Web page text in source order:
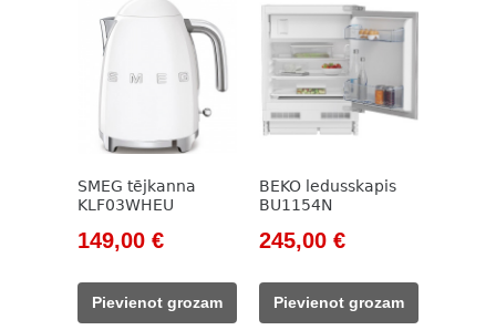
SMEG tējkanna
KLF03WHEU
Original
was:
171,00 €.
149,00 €Current
149,00 €.
Pievienot grozam
BEKO ledusskapis
BU1154N
Original
was:
785,00 €.
245,00 €Current
245,00 €.
Pievienot grozam